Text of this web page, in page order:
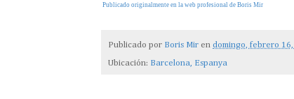
Publicado originalmente en la web profesional de Boris Mir
Publicado por Boris Mir en domingo, febrero
Ubicación: Barcelona, Espanya